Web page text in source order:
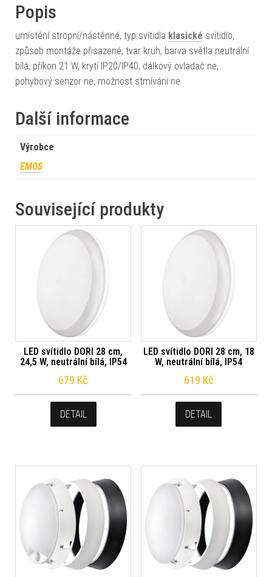
Popis
umístění stropní/nástěnné, typ svítidla klasické svítidlo,
způsob montáže přisazené, tvar kruh, barva světla neutrální
bílá, příkon 21 W, krytí IP20/IP40, dálkový ovladač ne,
pohybový senzor ne, možnost stmívání ne
Další informace
Výrobce
EMOS
Související produkty
LED svítidlo DORI 28 cm,
24,5 W, neutrální bílá, IP54
679 Kč
DETAIL
LED svítidlo DORI 28 cm, 18
W, neutrální bílá, IP54
619 Kč
DETAIL